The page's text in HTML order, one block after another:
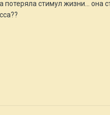
стимул жизни...